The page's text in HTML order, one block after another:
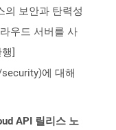
의 보안과 탄력성
우드 서버를 사
]
에 대해
API 릴리스 노